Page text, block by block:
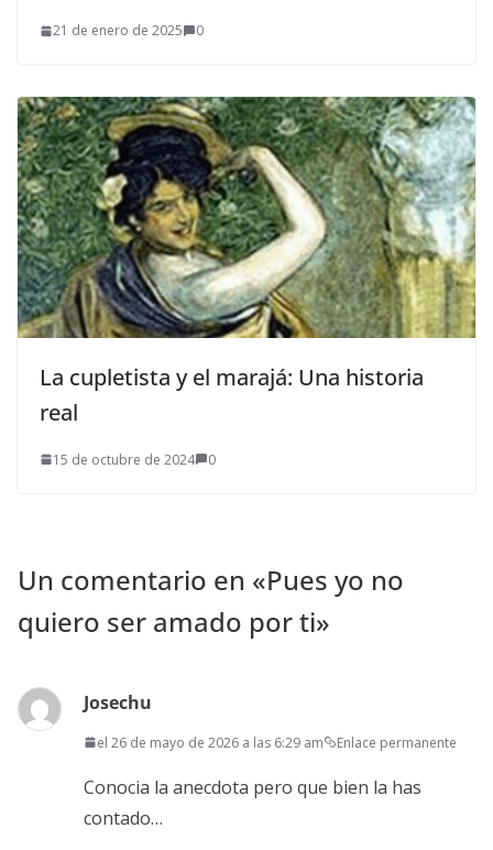
21 de enero de 2025 0
La cupletista y el marajá: Una historia
real
15 de octubre de 2024 0
Un comentario en «Pues yo no
quiero ser amado por ti»
Josechu
el 26 de mayo de 2026 a las 6:29 am Enlace permanente
Conocia la anecdota pero que bien la has
contado…